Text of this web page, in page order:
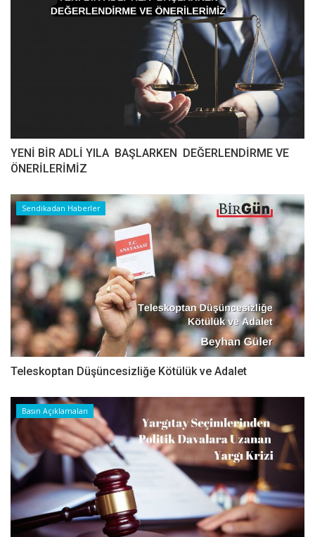
YENİ BİR ADLİ YILA BAŞLARKEN DEĞERLENDİRME VE
ÖNERİLERİMİZ
Sendikadan Haberler
Teleskoptan Düşüncesizliğe Kötülük ve Adalet
Basın Açıklamaları